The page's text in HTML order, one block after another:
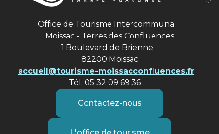
Office de Tourisme Intercommunal
Moissac - Terres des Confluences
1 Boulevard de Brienne
82200 Moissac
accueil@tourisme-moissacconfluences.fr
Tél. 05 32 09 69 36
Contactez-nous
L'office de tourisme